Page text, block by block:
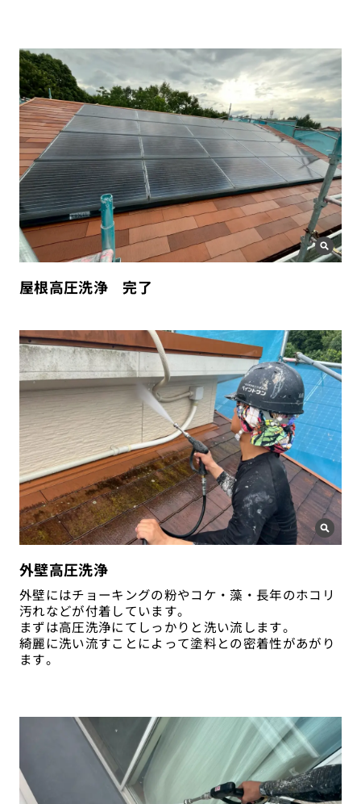
屋根高圧洗浄 完了
外壁高圧洗浄
外壁にはチョーキングの粉やコケ・藻・長年のホコリ
汚れなどが付着しています。
まずは高圧洗浄にてしっかりと洗い流します。
綺麗に洗い流すことによって塗料との密着性があがり
ます。